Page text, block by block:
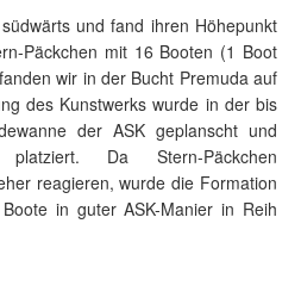
und fand ihren Höhepunkt
Päckchen mit 16 Booten (1 Boot
wir in der Bucht Premuda auf
des Kunstwerks wurde in der bis
der ASK geplanscht und
platziert. Da Stern-Päckchen
reagieren, wurde die Formation
in guter ASK-Manier in Reih